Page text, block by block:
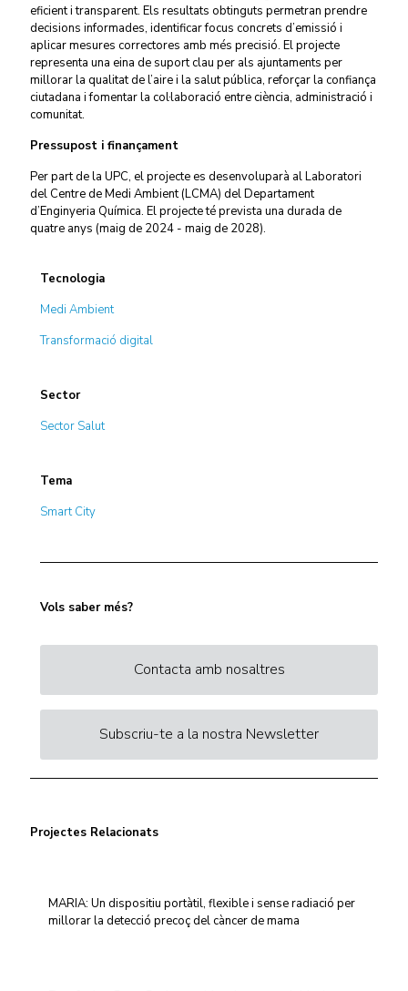
eficient i transparent. Els resultats obtinguts permetran prendre
decisions informades, identificar focus concrets d’emissió i
aplicar mesures correctores amb més precisió. El projecte
representa una eina de suport clau per als ajuntaments per
millorar la qualitat de l’aire i la salut pública, reforçar la confiança
ciutadana i fomentar la col·laboració entre ciència, administració i
comunitat.
Pressupost i finançament
Per part de la UPC, el projecte es desenvoluparà al Laboratori
del Centre de Medi Ambient (LCMA) del Departament
d’Enginyeria Química. El projecte té prevista una durada de
quatre anys (maig de 2024 - maig de 2028).
Tecnologia
Medi Ambient
Transformació digital
Sector
Sector Salut
Tema
Smart City
Vols saber més?
Contacta amb nosaltres
Subscriu-te a la nostra Newsletter
Projectes Relacionats
MARIA: Un dispositiu portàtil, flexible i sense radiació per
millorar la detecció precoç del càncer de mama